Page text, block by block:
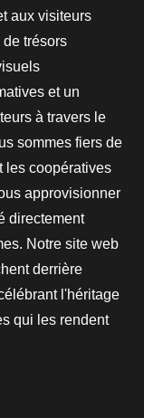
aux visiteurs
trésors
et un
à travers le
sommes fiers de
les coopératives
approvisionner
directement
Notre site web
derrière
l'héritage
qui les rendent